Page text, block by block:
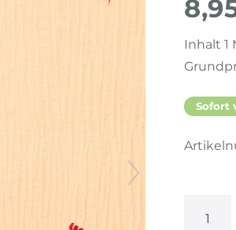
Inhalt 1
Sofort